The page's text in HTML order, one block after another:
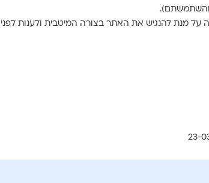
והשתמשתם).
על מנת להנגיש את האתר בצורה המיטבית ולענות